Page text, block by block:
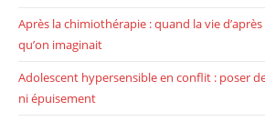
Après la chimiothérapie : quand la vie
qu’on imaginait
Adolescent hypersensible en conflit : poser
ni épuisement